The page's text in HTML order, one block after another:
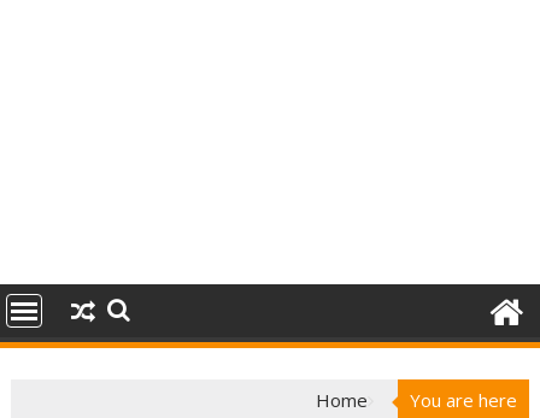
You are here
Home